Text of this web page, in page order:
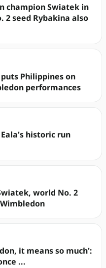
champion Swiatek in
2 seed Rybakina also
Philippines on
performances
historic run
world No. 2
it means so much':
...